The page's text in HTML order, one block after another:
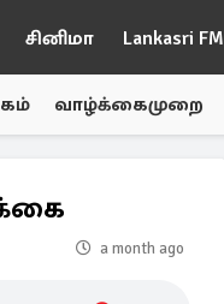
சினிமா Lankasri FM
வாழ்க்கைமுறை
a month ago